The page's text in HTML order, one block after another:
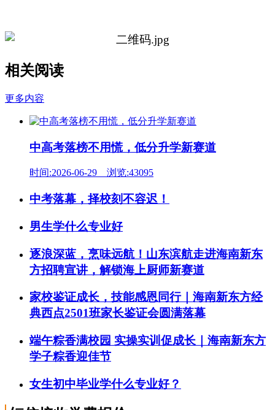
相关阅读
更多内容
中高考落榜不用慌，低分升学新赛道
时间:2026-06-29 浏览:43095
中考落幕，择校刻不容迟！
男生学什么专业好
逐浪深蓝，烹味远航！山东滨航走进海南新东
方招聘宣讲，解锁海上厨师新赛道
家校鉴证成长，技能感恩同行｜海南新东方经
典西点2501班家长鉴证会圆满落幕
端午粽香满校园 实操实训促成长｜海南新东方
学子粽香迎佳节
女生初中毕业学什么专业好？